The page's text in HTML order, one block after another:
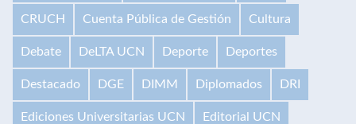
CRUCH Cuenta Pública de Gestión Cultura
Debate DeLTA UCN Deporte Deportes
Destacado DGE DIMM Diplomados DRI
Ediciones Universitarias UCN Editorial UCN